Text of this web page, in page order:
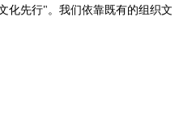
化先行"。我们依靠既有的组织文